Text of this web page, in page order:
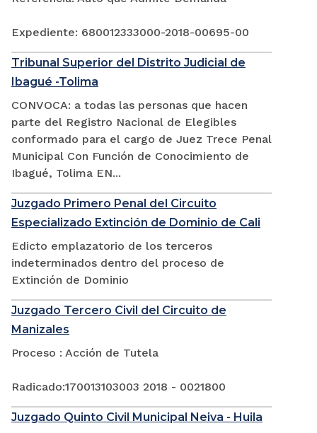
Expediente: 680012333000-2018-00695-00
Tribunal Superior del Distrito Judicial de
Ibagué -Tolima
CONVOCA: a todas las personas que hacen
parte del Registro Nacional de Elegibles
conformado para el cargo de Juez Trece Penal
Municipal Con Función de Conocimiento de
Ibagué, Tolima EN...
Juzgado Primero Penal del Circuito
Especializado Extinción de Dominio de Cali
Edicto emplazatorio de los terceros
indeterminados dentro del proceso de
Extinción de Dominio
Juzgado Tercero Civil del Circuito de
Manizales
Proceso : Acción de Tutela
Radicado:170013103003 2018 - 0021800
Juzgado Quinto Civil Municipal Neiva - Huila